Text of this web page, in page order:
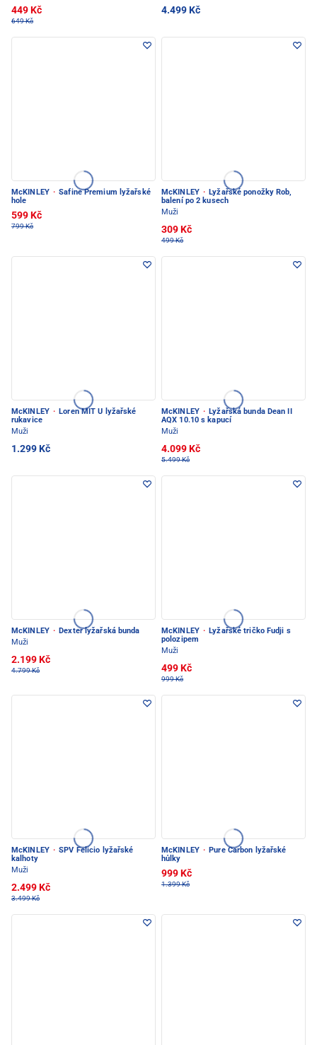
449 Kč
649 Kč
4.499 Kč
McKINLEY · Safine Premium lyžařské
hole
599 Kč
799 Kč
McKINLEY · Lyžařské ponožky Rob,
balení po 2 kusech
Muži
309 Kč
499 Kč
McKINLEY · Loren MIT U lyžařské
rukavice
Muži
1.299 Kč
McKINLEY · Lyžařská bunda Dean II
AQX 10.10 s kapucí
Muži
4.099 Kč
5.499 Kč
McKINLEY · Dexter lyžařská bunda
Muži
2.199 Kč
4.799 Kč
McKINLEY · Lyžařské tričko Fudji s
polozipem
Muži
499 Kč
999 Kč
McKINLEY · SPV Felicio lyžařské
kalhoty
Muži
2.499 Kč
3.499 Kč
McKINLEY · Pure Carbon lyžařské
hůlky
999 Kč
1.399 Kč